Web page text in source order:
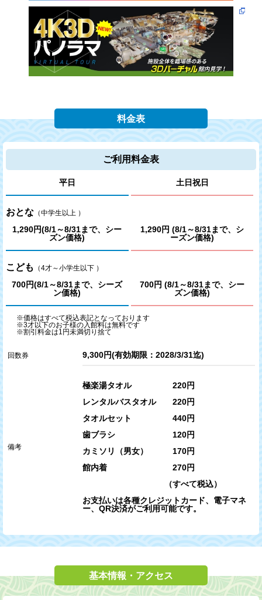
2024/03/07(木)
喜多方ラーメン坂内 × 極楽湯コラボ開催のお知らせ
2023/12/14(木)
当社は一般社団法人日本プロサッカー選手会と「ＪＰＦＡア
テレビ朝日「報道ステーション」（2022年10月26日 21:54～
放送）で和光店を紹介して頂きました
2021/09/15(水)
2020/03/28(土) ～ 2020/03/29(日)
3月28日、29日の営業について（東京、神奈川、埼玉、大阪
の店舗）
料金表
ご利用料金表
平日 土日祝日
おとな （中学生以上 ）
1,290円(8/1～8/31まで、シー
ズン価格)
1,290円 (8/1～8/31まで、シ
ーズン価格)
こども （4才～小学生以下 ）
700円(8/1～8/31まで、シーズ
ン価格)
700円 (8/1～8/31まで、シー
ズン価格)
※価格はすべて税込表記となっております
※3才以下のお子様の入館料は無料です
※割引料金は1円未満切り捨て
回数券 9,300円(有効期限：2028/3/31迄)
備考
極楽湯タオル 220円
レンタルバスタオル 220円
タオルセット 440円
歯ブラシ 120円
カミソリ（男女） 170円
館内着 270円
（すべて税込）
お支払いは各種クレジットカード、電子マネ
ー、QR決済がご利用可能です。
基本情報・アクセス